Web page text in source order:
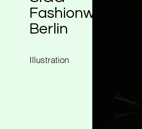
Fashionweek
Berlin
Illustration